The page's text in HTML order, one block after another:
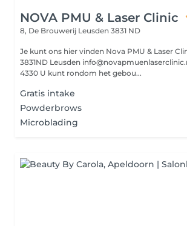
NOVA PMU & Laser Clinic
8, De Brouwerij Leusden 3831 ND
Je kunt ons hier vinden Nova PMU & Laser
3831ND Leusden info@novapmuenlaserclinic.nl tel. 033 785
4330 U kunt rondom het gebou...
Gratis intake
Powderbrows
Microblading